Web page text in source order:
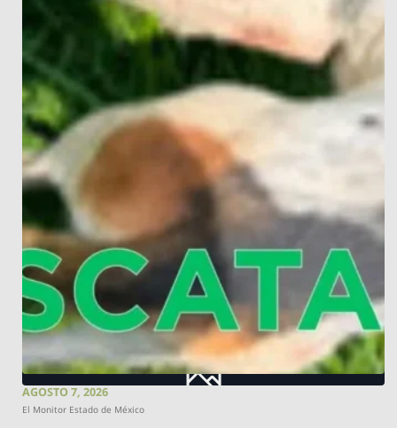
AGOSTO 7, 2026
El Monitor Estado de México